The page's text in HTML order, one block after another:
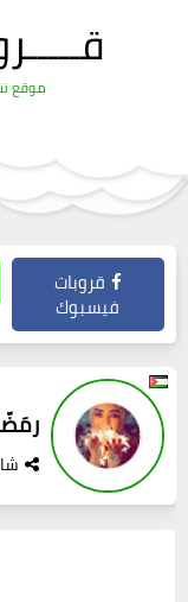
موقع
قروبات
فيسبوك